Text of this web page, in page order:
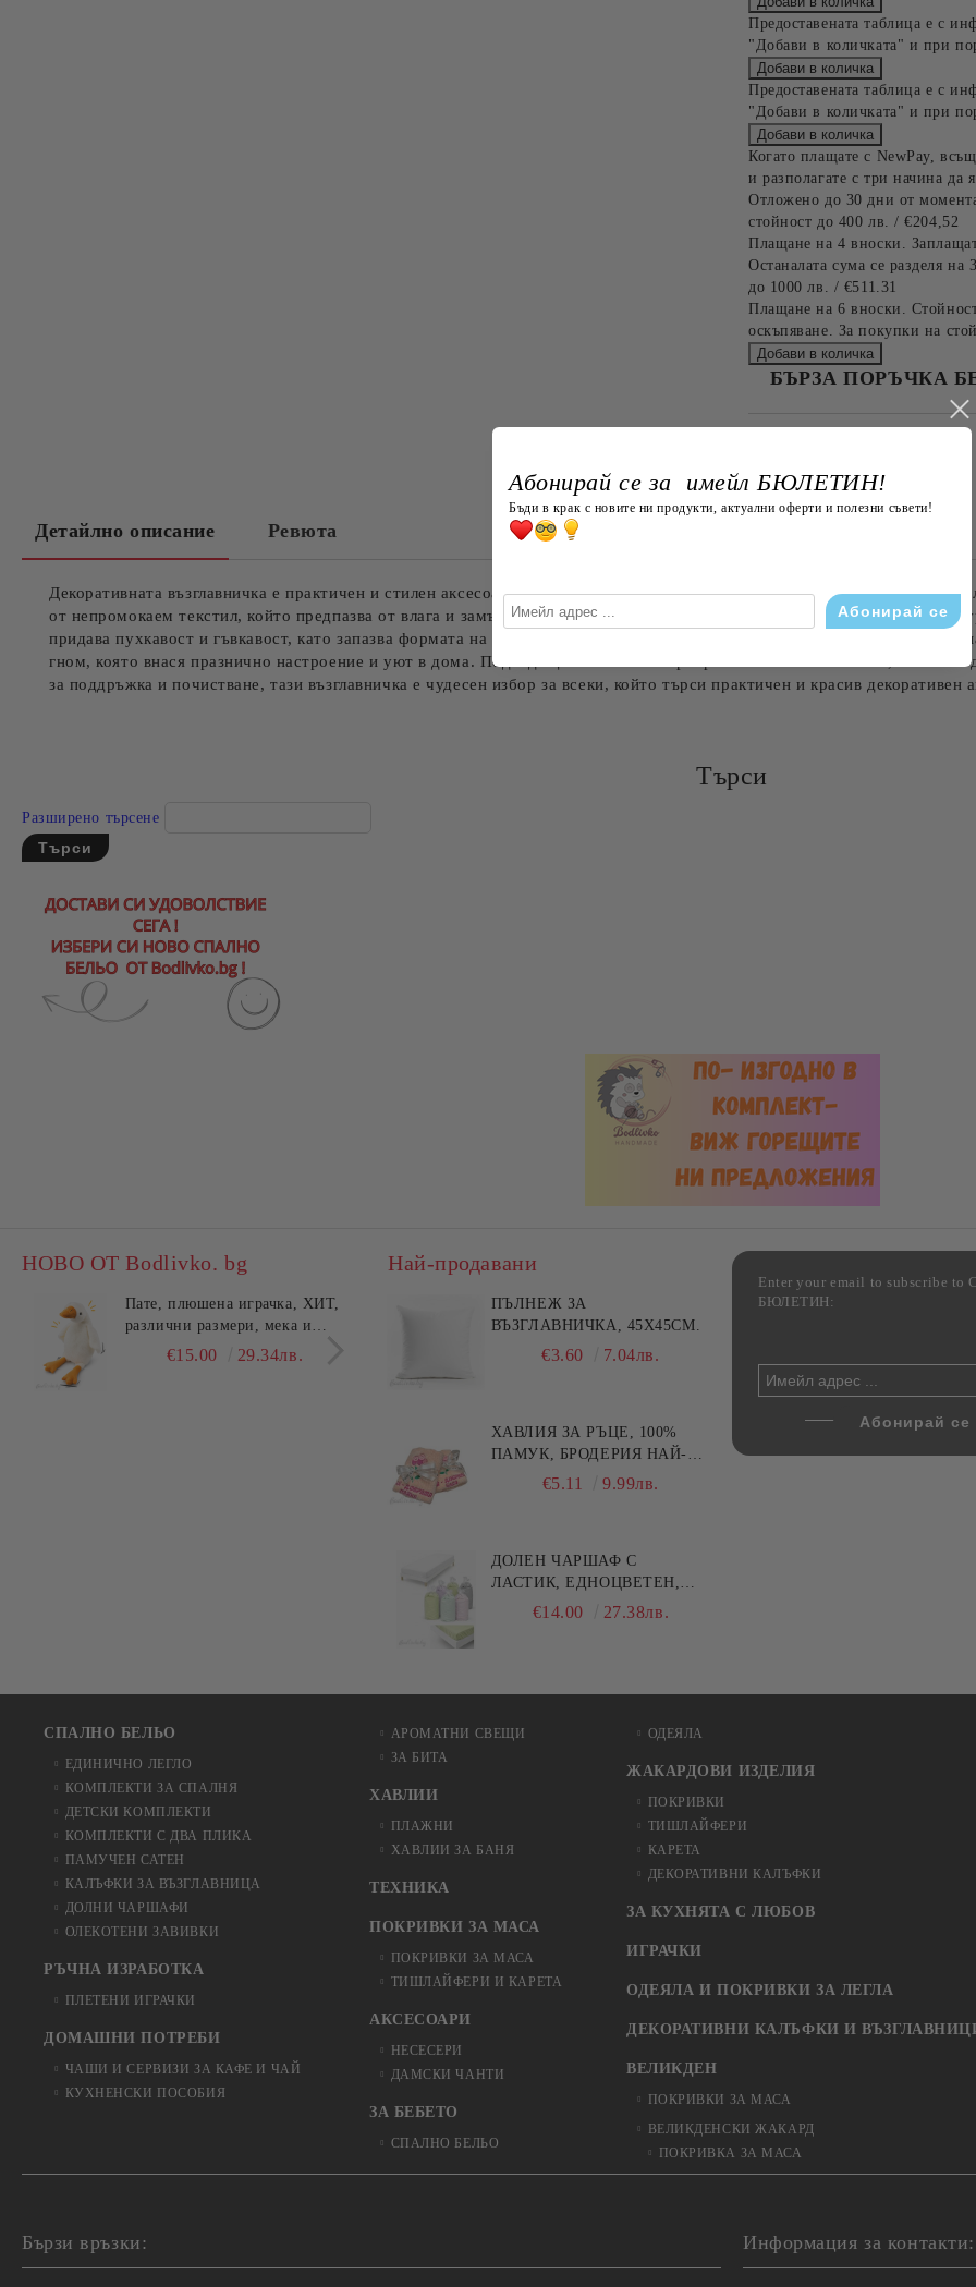
Предоставената таблица е с
"Добави в количката" и при
Предоставената таблица е с
"Добави в количката" и при
Когато плащате с NewPay,
и разполагате с три начина да
Отложено до 30 дни от
стойност до 400 лв. / €204,52
Плащане на 4 вноски.
Останалата сума се разделя
до 1000 лв. / €511.31
Плащане на 6 вноски.
оскъпяване. За покупки на
БЪРЗА ПОРЪЧКА
САМО ПОПЪЛНЕТЕ 4 ПОЛЕТА
Детайлно описание Ревюта
Декоративната възглавничка е практичен и стилен аксесоар, който съчетава удобство и оригинален дизайн. Тя има
от непромокаем текстил, който предпазва от влага и замърсявания, а другата е от мек и приятен на допир плюш,
придава пухкавост и гъвкавост, като запазва формата на възглавничката дори при продължителна употреба.
гном, която внася празнично настроение и уют в дома. Подходяща както за интериора на хола или спалнята, така и за
за поддръжка и почистване, тази възглавничка е чудесен избор за всеки, който търси практичен и красив декоративен
Търси
Разширено търсене
НОВО ОТ Bodlivko. bg
Пате, плюшена играчка, ХИТ,
различни размери, мека и
гушлива€15.00 29.34лв.
Калъфка за възглавница ,
едноцветна, 100% памук,
различни цветове по избор
€4.00 7.82лв.
Комплект за алкохолни
Най-продавани
ПЪЛНЕЖ ЗА
ВЪЗГЛАВНИЧКА, 45X45СМ.
€3.60 7.04лв.
ХАВЛИЯ ЗА РЪЦЕ, 100%
ПАМУК, БРОДЕРИЯ НАЙ-
ДОБАРАТА МАЙКА/БАБА ,
€5.11 9.99лв.
ДОЛЕН ЧАРШАФ С
ЛАСТИК, ЕДНОЦВЕТЕН,
100% ПАМУК, РАЗЛИЧНИ
€14.00 27.38лв.
Enter your email to subscribe
БЮЛЕТИН:
СПАЛНО БЕЛЬО
ЕДИНИЧНО ЛЕГЛО
КОМПЛЕКТИ ЗА СПАЛНЯ
ДЕТСКИ КОМПЛЕКТИ
КОМПЛЕКТИ С ДВА ПЛИКА
ПАМУЧЕН САТЕН
КАЛЪФКИ ЗА ВЪЗГЛАВНИЦА
ДОЛНИ ЧАРШАФИ
ОЛЕКОТЕНИ ЗАВИВКИ
РЪЧНА ИЗРАБОТКА
ПЛЕТЕНИ ИГРАЧКИ
ДОМАШНИ ПОТРЕБИ
ЧАШИ И СЕРВИЗИ ЗА КАФЕ И ЧАЙ
КУХНЕНСКИ ПОСОБИЯ
АРОМАТНИ СВЕЩИ
ЗА БИТА
ХАВЛИИ
ПЛАЖНИ
ХАВЛИИ ЗА БАНЯ
ТЕХНИКА
ПОКРИВКИ ЗА МАСА
ПОКРИВКИ ЗА МАСА
ТИШЛАЙФЕРИ И КАРЕТА
АКСЕСОАРИ
НЕСЕСЕРИ
ДАМСКИ ЧАНТИ
ЗА БЕБЕТО
СПАЛНО БЕЛЬО
ОДЕЯЛА
ЖАКАРДОВИ ИЗДЕЛИЯ
ПОКРИВКИ
ТИШЛАЙФЕРИ
КАРЕТА
ДЕКОРАТИВНИ КАЛЪФКИ
ЗА КУХНЯТА С ЛЮБОВ
ИГРАЧКИ
ОДЕЯЛА И ПОКРИВКИ ЗА ЛЕГЛА
ДЕКОРАТИВНИ КАЛЪФКИ И
ВЕЛИКДЕН
ПОКРИВКИ ЗА МАСА
ВЕЛИКДЕНСКИ ЖАКАРД
ПОКРИВКА ЗА МАСА
Бързи връзки: Информация за контакти:
Абонирай се за имейл БЮЛЕТИН!
Бъди в крак с новите ни продукти, актуални оферти и полезни съвети!